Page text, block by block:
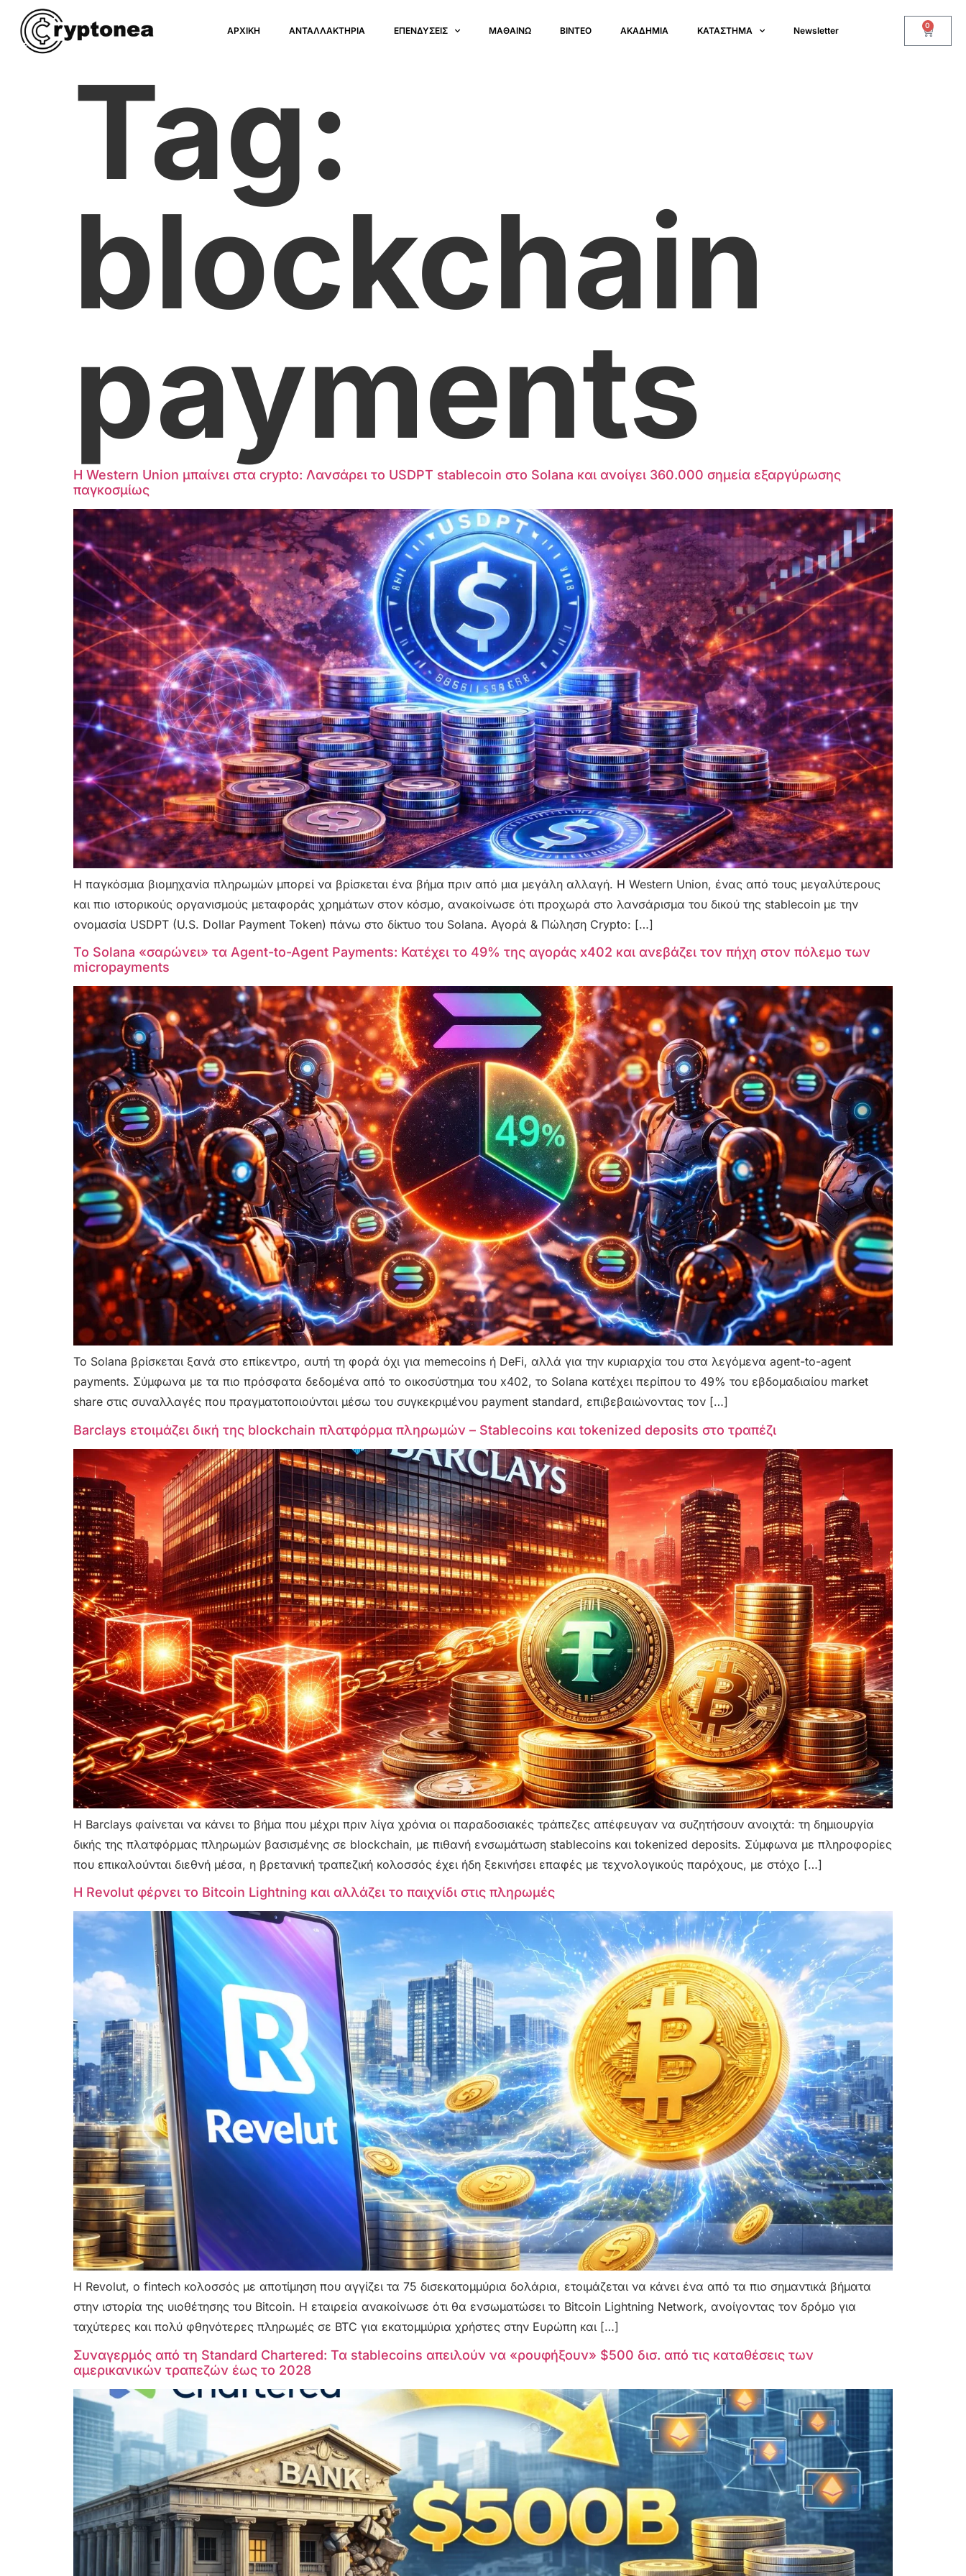
ΑΡΧΙΚΗ ΑΝΤΑΛΛΑΚΤΗΡΙΑ ΕΠΕΝΔΥΣΕΙΣ ΜΑΘΑΙΝΩ ΒΙΝΤΕΟ ΑΚΑΔΗΜΙΑ ΚΑΤΑΣΤΗΜΑ Newsletter 0
Tag:
blockchain
payments
Η Western Union μπαίνει στα crypto: Λανσάρει το USDPT stablecoin στο Solana και ανοίγει 360.000 σημεία εξαργύρωσης
παγκοσμίως
Η παγκόσμια βιομηχανία πληρωμών μπορεί να βρίσκεται ένα βήμα πριν από μια μεγάλη αλλαγή. Η Western Union, ένας από τους μεγαλύτερους
και πιο ιστορικούς οργανισμούς μεταφοράς χρημάτων στον κόσμο, ανακοίνωσε ότι προχωρά στο λανσάρισμα του δικού της stablecoin με την
ονομασία USDPT (U.S. Dollar Payment Token) πάνω στο δίκτυο του Solana. Αγορά & Πώληση Crypto: […]
Το Solana «σαρώνει» τα Agent-to-Agent Payments: Κατέχει το 49% της αγοράς x402 και ανεβάζει τον πήχη στον πόλεμο των
micropayments
Το Solana βρίσκεται ξανά στο επίκεντρο, αυτή τη φορά όχι για memecoins ή DeFi, αλλά για την κυριαρχία του στα λεγόμενα agent-to-agent
payments. Σύμφωνα με τα πιο πρόσφατα δεδομένα από το οικοσύστημα του x402, το Solana κατέχει περίπου το 49% του εβδομαδιαίου market
share στις συναλλαγές που πραγματοποιούνται μέσω του συγκεκριμένου payment standard, επιβεβαιώνοντας τον […]
Barclays ετοιμάζει δική της blockchain πλατφόρμα πληρωμών – Stablecoins και tokenized deposits στο τραπέζι
Η Barclays φαίνεται να κάνει το βήμα που μέχρι πριν λίγα χρόνια οι παραδοσιακές τράπεζες απέφευγαν να συζητήσουν ανοιχτά: τη δημιουργία
δικής της πλατφόρμας πληρωμών βασισμένης σε blockchain, με πιθανή ενσωμάτωση stablecoins και tokenized deposits. Σύμφωνα με πληροφορίες
που επικαλούνται διεθνή μέσα, η βρετανική τραπεζική κολοσσός έχει ήδη ξεκινήσει επαφές με τεχνολογικούς παρόχους, με στόχο […]
Η Revolut φέρνει το Bitcoin Lightning και αλλάζει το παιχνίδι στις πληρωμές
Η Revolut, ο fintech κολοσσός με αποτίμηση που αγγίζει τα 75 δισεκατομμύρια δολάρια, ετοιμάζεται να κάνει ένα από τα πιο σημαντικά βήματα
στην ιστορία της υιοθέτησης του Bitcoin. Η εταιρεία ανακοίνωσε ότι θα ενσωματώσει το Bitcoin Lightning Network, ανοίγοντας τον δρόμο για
ταχύτερες και πολύ φθηνότερες πληρωμές σε BTC για εκατομμύρια χρήστες στην Ευρώπη και […]
Συναγερμός από τη Standard Chartered: Τα stablecoins απειλούν να «ρουφήξουν» $500 δισ. από τις καταθέσεις των
αμερικανικών τραπεζών έως το 2028